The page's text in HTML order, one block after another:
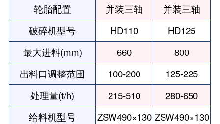
轮胎配置
并装三轴
并装三轴
破碎机型号
HD110
HD125
最大进料(mm)
660
800
出料口调整范围
100-200
125-225
处理量(t/h)
215-510
280-650
给料机型号
ZSW490×130 ZSW490×130